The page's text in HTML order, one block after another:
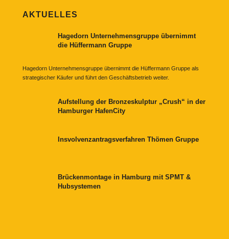
AKTUELLES
Hagedorn Unternehmensgruppe übernimmt
die Hüffermann Gruppe
Hagedorn Unternehmensgruppe übernimmt die Hüffermann Gruppe als
strategischer Käufer und führt den Geschäftsbetrieb weiter.
Aufstellung der Bronzeskulptur „Crush“ in der
Hamburger HafenCity
Insvolvenzantragsverfahren Thömen Gruppe
Brückenmontage in Hamburg mit SPMT &
Hubsystemen